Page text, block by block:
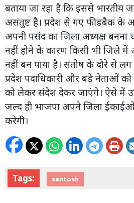
बताया जा रहा है कि इससे भारतीय
असंतुष्ट है। प्रदेश से गए फीडबैक के
अपनी पसंद का जिला अध्यक्ष बनना
नहीं होने के कारण किसी भी जिले
नहीं बन पाया है। संतोष के दौरे से लग
प्रदेश पदाधिकारी और बड़े नेताओं
को लेकर संदेश देकर जाएंगे। ऐसे में
जल्द ही भाजपा अपने जिला
करेगी।
Tags: santosh